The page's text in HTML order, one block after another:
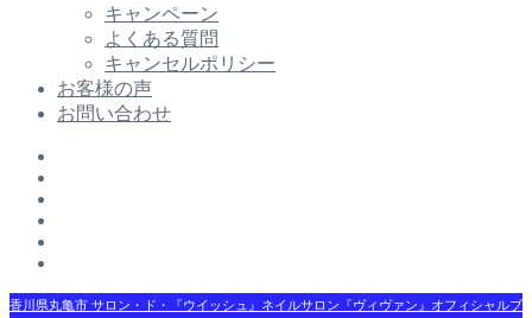
キャンペーン
よくある質問
キャンセルポリシー
お客様の声
お問い合わせ
香川県丸亀市 サロン・ド・『ウイッシュ』ネイルサロン『ヴィヴァン』オフィシャルブ